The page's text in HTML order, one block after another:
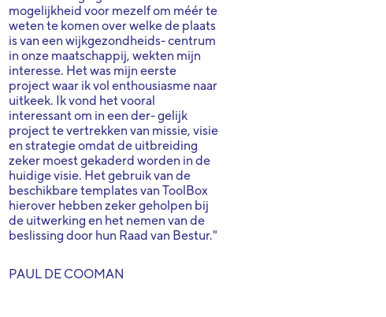
mogelijkheid voor mezelf om méér te
weten te komen over welke de plaats
is van een wijkgezondheids- centrum
in onze maatschappij, wekten mijn
interesse. Het was mijn eerste
project waar ik vol enthousiasme naar
uitkeek. Ik vond het vooral
interessant om in een der- gelijk
project te vertrekken van missie, visie
en strategie omdat de uitbreiding
zeker moest gekaderd worden in de
huidige visie. Het gebruik van de
beschikbare templates van ToolBox
hierover hebben zeker geholpen bij
de uitwerking en het nemen van de
beslissing door hun Raad van Bestur."
PAUL DE COOMAN